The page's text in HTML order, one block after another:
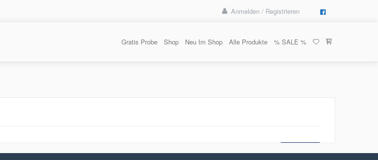
Anmelden / Registrieren
Gratis Probe Shop Neu Im Shop Alle Produkte % SALE %